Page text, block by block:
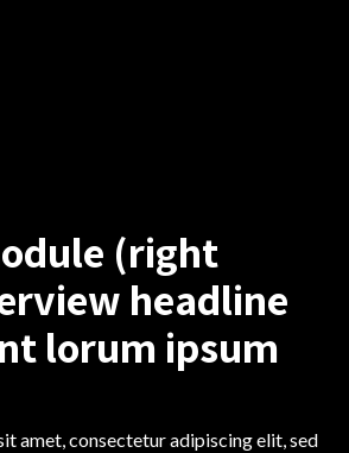
(right
headline
lorum ipsum
amet, consectetur adipiscing elit, sed